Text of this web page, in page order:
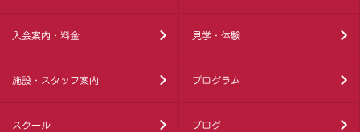
入会案内・料金 見学・体験
施設・スタッフ案内 プログラム
スクール ブログ